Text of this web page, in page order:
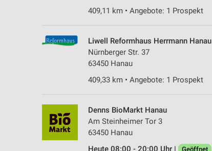
409,11 km • Angebote: 1 Prospekt
Liwell Reformhaus Herrmann Hanau
Nürnberger Str. 37
63450 Hanau
409,33 km • Angebote: 1 Prospekt
Denns BioMarkt Hanau
Am Steinheimer Tor 3
63450 Hanau
Heute 08:00 - 20:00 Uhr |
Geöffnet